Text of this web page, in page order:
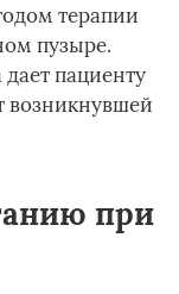
терапии
пузыре.
пациенту
возникнувшей
при